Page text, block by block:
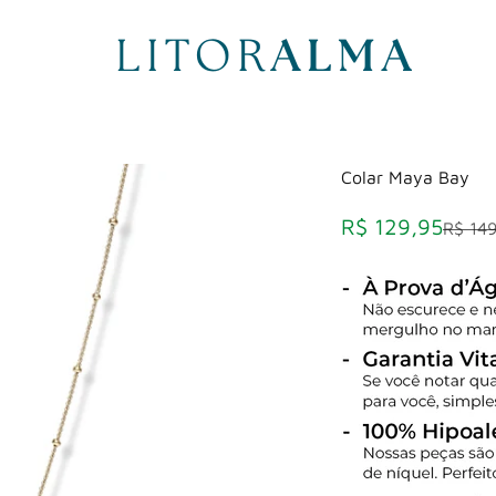
litoralma
Colar Maya Bay
Preço
R$ 129,95Preço
R$